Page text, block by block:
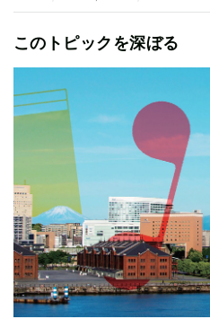
このトピックを深ぼる